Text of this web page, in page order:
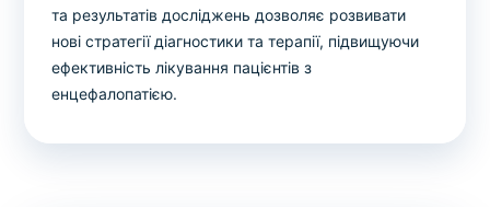
та результатів досліджень дозволяє розвивати
нові стратегії діагностики та терапії, підвищуючи
ефективність лікування пацієнтів з
енцефалопатією.